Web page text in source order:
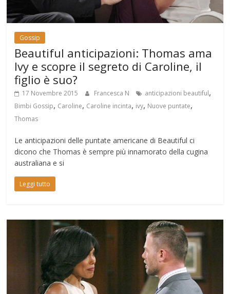
Gossip
Beautiful anticipazioni: Thomas ama
Ivy e scopre il segreto di Caroline, il
figlio è suo?
17 Novembre 2015 Francesca N anticipazioni beautiful,
Bimbi Gossip, Caroline, Caroline incinta, ivy, Nuove puntate,
Thomas
Le anticipazioni delle puntate americane di Beautiful ci
dicono che Thomas è sempre più innamorato della cugina
australiana e si
Leggi tutto